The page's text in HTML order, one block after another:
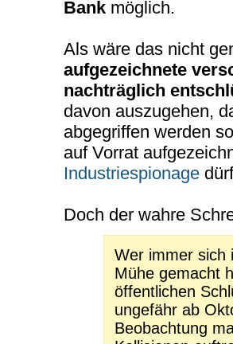
Bankmöglich.
Als wäre das nicht
aufgezeichnete
nachträglich
davon auszugehen,
abgegriffen werden
auf Vorrat
Industriespionage
Doch der wahre
Wer immer sich
Mühe gemacht
öffentlichen
ungefähr ab
Beobachtung